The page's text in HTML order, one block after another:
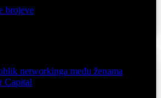
brojeve
networkinga među ženama
Capital